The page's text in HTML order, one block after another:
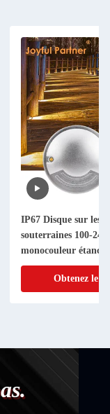
IP67 Disque sur les
souterraines 100-
monocouleur
arrière en plastique
Obtenez le